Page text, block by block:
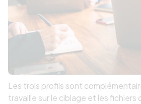
Les trois profils sont
travaille sur le ciblage et les fichiers